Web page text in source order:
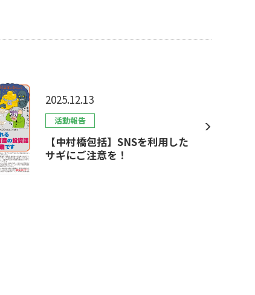
2025.12.13
活動報告
【中村橋包括】SNSを利用した
サギにご注意を！